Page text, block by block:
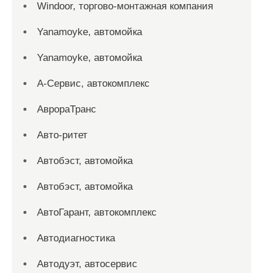
Windoor, торгово-монтажная компания
Yanamoyke, автомойка
Yanamoyke, автомойка
А-Сервис, автокомплекс
АврораТранс
Авто-ритет
Автобэст, автомойка
Автобэст, автомойка
АвтоГарант, автокомплекс
Автодиагностика
Автодуэт, автосервис